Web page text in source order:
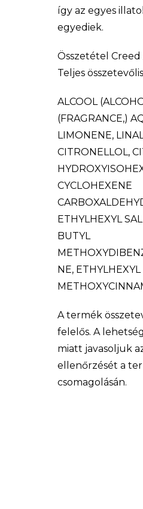
így az egyes
egyediek.
Összetétel
Teljes
ALCOOL
(FRAGRANCE,)
LIMONENE,
CITRONELLOL,
CYCLOHEXENE
ETHYLHEXYL
BUTYL
NE, ETHYLHEXYL
A termék
felelős. A
miatt javasoljuk
ellenőrzését a
csomagolásán.